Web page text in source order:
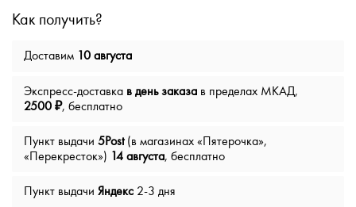
Как получить?
Доставим 10 августа
Экспресс-доставка в день заказа в пределах МКАД,
2500 ₽, бесплатно
Пункт выдачи 5Post(в магазинах «Пятерочка»,
«Перекресток») 14 августа, бесплатно
Пункт выдачи Яндекс 2-3 дня